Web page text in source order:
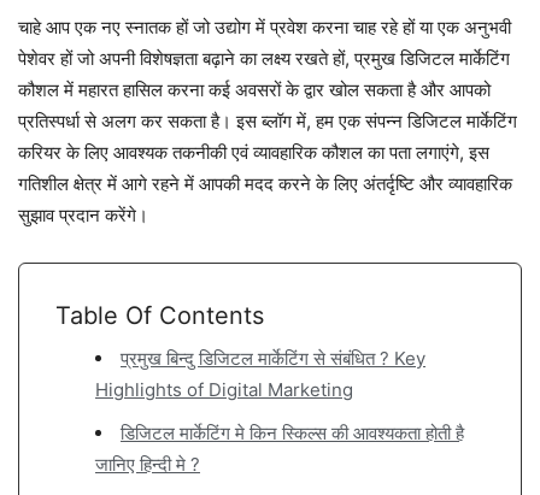
चाहे आप एक नए स्नातक हों जो उद्योग में प्रवेश करना चाह रहे हों या एक अनुभवी
पेशेवर हों जो अपनी विशेषज्ञता बढ़ाने का लक्ष्य रखते हों, प्रमुख डिजिटल मार्केटिंग
कौशल में महारत हासिल करना कई अवसरों के द्वार खोल सकता है और आपको
प्रतिस्पर्धा से अलग कर सकता है। इस ब्लॉग में, हम एक संपन्न डिजिटल मार्केटिंग
करियर के लिए आवश्यक तकनीकी एवं व्यावहारिक कौशल का पता लगाएंगे, इस
गतिशील क्षेत्र में आगे रहने में आपकी मदद करने के लिए अंतर्दृष्टि और व्यावहारिक
सुझाव प्रदान करेंगे।
Table Of Contents
प्रमुख बिन्दु डिजिटल मार्केटिंग से संबंधित ? Key
Highlights of Digital Marketing
डिजिटल मार्केटिंग मे किन स्किल्स की आवश्यकता होती है
जानिए हिन्दी मे ?